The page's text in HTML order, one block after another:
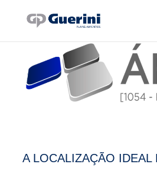
conteúdo
A LOCALIZAÇÃO IDEAL